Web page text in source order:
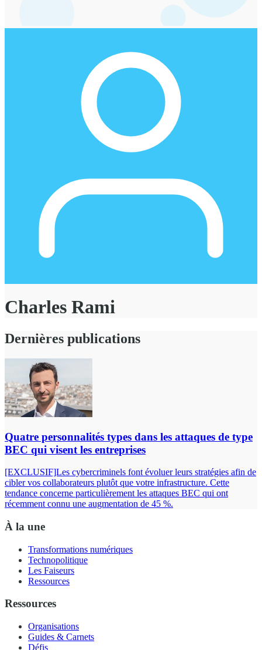
Charles Rami
Dernières publications
Quatre personnalités types dans les attaques de type
BEC qui visent les entreprises
[EXCLUSIF]Les cybercriminels font évoluer leurs stratégies afin de
cibler vos collaborateurs plutôt que votre infrastructure. Cette
tendance concerne particulièrement les attaques BEC qui ont
récemment connu une augmentation de 45 %.
À la une
Transformations numériques
Technopolitique
Les Faiseurs
Ressources
Ressources
Organisations
Guides & Carnets
Défis